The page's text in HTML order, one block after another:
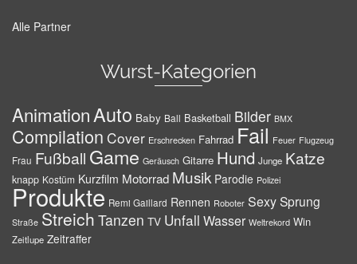
Alle Partner
Wurst-Kategorien
AnimationAuto Baby Ball Basketball Bilder BMX
Compilation Cover Erschrecken Fahrrad Fail Feuer Flugzeug
Frau Fußball Game Geräusch Gitarre Hund Junge Katze
knapp Kostüm Kurzfilm Motorrad Musik Parodie Polizei
Produkte Remi Gaillard Rennen Roboter SexySprung
Straße Streich Tanzen TV Unfall Wasser Weltrekord Win
Zeitlupe Zeitraffer